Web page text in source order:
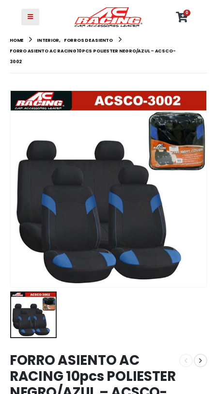
0
HOME INTERIOR,
FORROS DE ASIENTO
FORRO ASIENTO AC RACING 10PCS POLIESTER NEGRO/AZUL – ACSCO-
3002
FORRO ASIENTO AC
RACING 10pcs POLIESTER